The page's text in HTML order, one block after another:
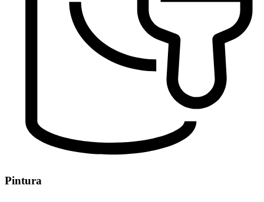
Pintura